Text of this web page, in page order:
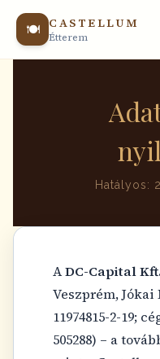
🍽 CASTELLUM
Étterem
Hatályos:
ADC-Capital Kft.
Veszprém, Jókai
11974815-2-19;
505288) – a